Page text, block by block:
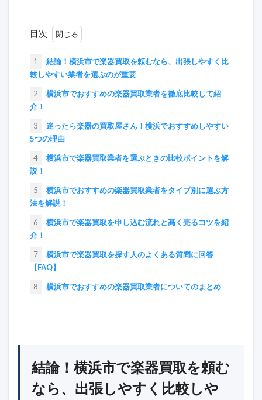
目次
1
結論！横浜市で楽器買取を頼むなら、出張しやすく比
較しやすい業者を選ぶのが重要
2
横浜市でおすすめの楽器買取業者を徹底比較して紹
介！
3
迷ったら楽器の買取屋さん！横浜でおすすめしやすい
5つの理由
4
横浜市で楽器買取業者を選ぶときの比較ポイントを解
説！
5
横浜市でおすすめの楽器買取業者をタイプ別に選ぶ方
法を解説！
6
横浜市で楽器買取を申し込む流れと高く売るコツを紹
介！
7
横浜市で楽器買取を探す人のよくある質問に回答
【FAQ】
8 横浜市でおすすめの楽器買取業者についてのまとめ
結論！横浜市で楽器買取を頼む
なら、出張しやすく比較しや